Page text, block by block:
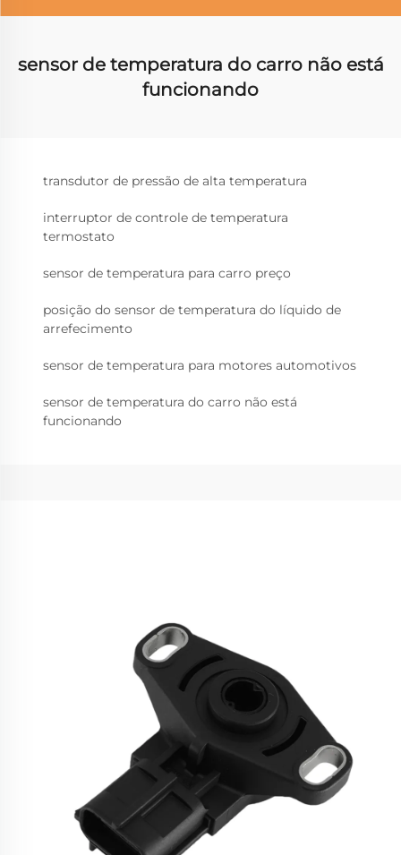
sensor de temperatura do carro não está
funcionando
transdutor de pressão de alta temperatura
interruptor de controle de temperatura
termostato
sensor de temperatura para carro preço
posição do sensor de temperatura do líquido de
arrefecimento
sensor de temperatura para motores automotivos
sensor de temperatura do carro não está
funcionando